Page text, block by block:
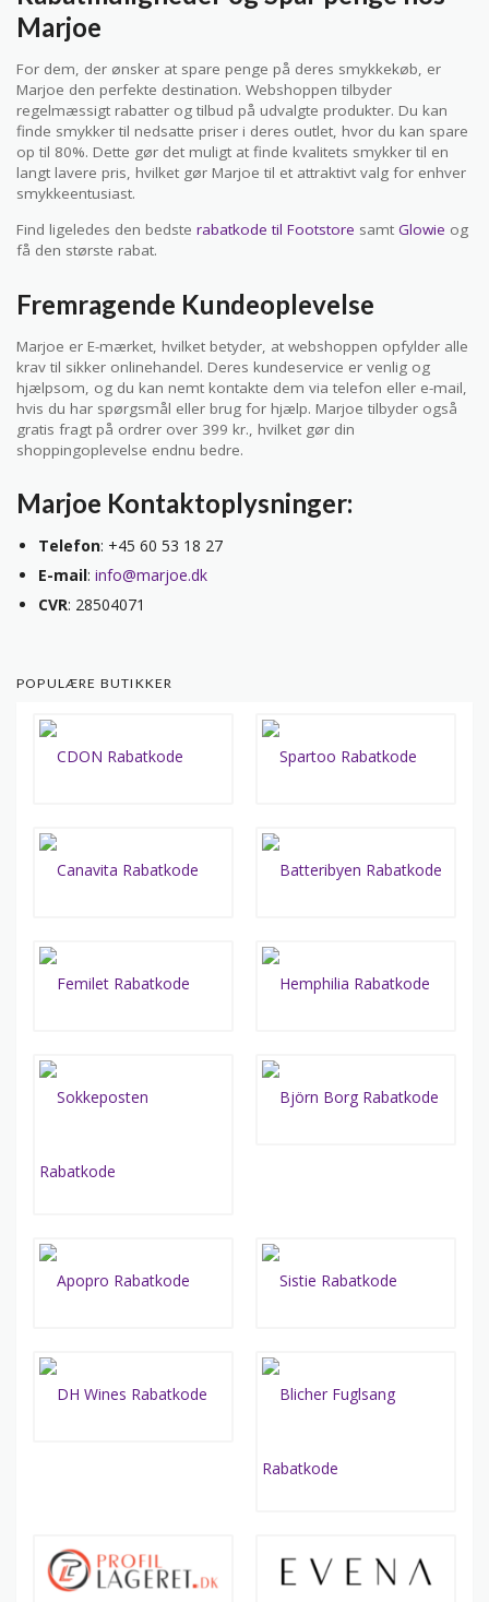
Marjoe
For dem, der ønsker at spare penge på deres smykkekøb, er
Marjoe den perfekte destination. Webshoppen tilbyder
regelmæssigt rabatter og tilbud på udvalgte produkter. Du kan
finde smykker til nedsatte priser i deres outlet, hvor du kan spare
op til 80%. Dette gør det muligt at finde kvalitets smykker til en
langt lavere pris, hvilket gør Marjoe til et attraktivt valg for enhver
smykkeentusiast.
Find ligeledes den bedste rabatkode til Footstore samt Glowie og
få den største rabat.
Fremragende Kundeoplevelse
Marjoe er E-mærket, hvilket betyder, at webshoppen opfylder alle
krav til sikker onlinehandel. Deres kundeservice er venlig og
hjælpsom, og du kan nemt kontakte dem via telefon eller e-mail,
hvis du har spørgsmål eller brug for hjælp. Marjoe tilbyder også
gratis fragt på ordrer over 399 kr., hvilket gør din
shoppingoplevelse endnu bedre.
Marjoe Kontaktoplysninger:
Telefon: +45 60 53 18 27
E-mail: info@marjoe.dk
CVR: 28504071
POPULÆRE BUTIKKER